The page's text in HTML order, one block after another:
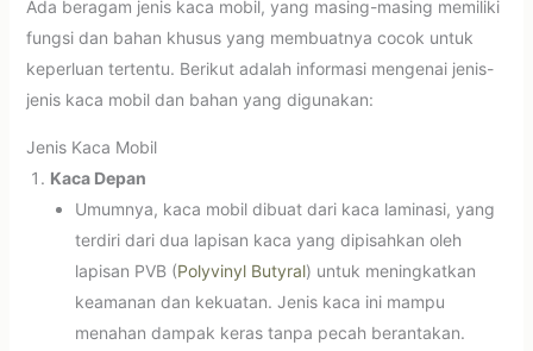
Ada beragam jenis kaca mobil, yang masing-masing memiliki
fungsi dan bahan khusus yang membuatnya cocok untuk
keperluan tertentu. Berikut adalah informasi mengenai jenis-
jenis kaca mobil dan bahan yang digunakan:
Jenis Kaca Mobil
Kaca Depan
Umumnya, kaca mobil dibuat dari kaca laminasi, yang
terdiri dari dua lapisan kaca yang dipisahkan oleh
lapisan PVB (Polyvinyl Butyral) untuk meningkatkan
keamanan dan kekuatan. Jenis kaca ini mampu
menahan dampak keras tanpa pecah berantakan.